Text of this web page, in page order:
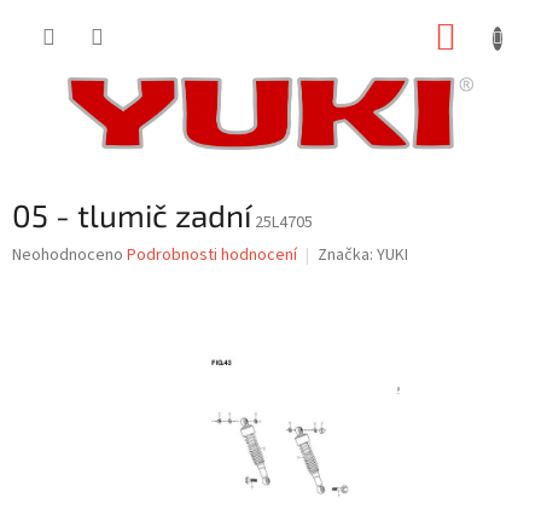
05 - tlumič zadní 25L4705
Průměrné
Neohodnoceno Podrobnosti hodnocení Značka: YUKI